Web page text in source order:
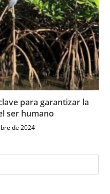
para garantizar la
ser humano
de 2024